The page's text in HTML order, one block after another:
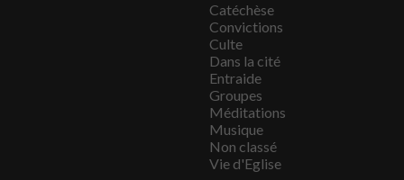
Catéchèse
Convictions
Culte
Dans la cité
Entraide
Groupes
Méditations
Musique
Non classé
Vie d'Eglise